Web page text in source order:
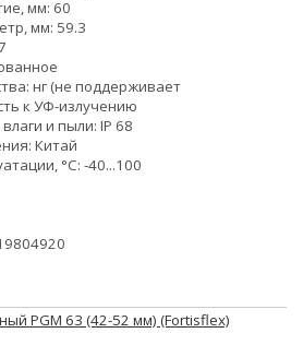
мм: 60
мм: 59.3
нг (не поддерживает
к УФ-излучению
и пыли: IP 68
Китай
°С: -40...100
PGM 63 (42-52 мм) (Fortisflex)